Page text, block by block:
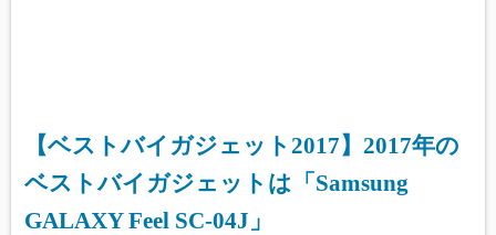
【ベストバイガジェット2017】2017年の
ベストバイガジェットは「Samsung
GALAXY Feel SC-04J」